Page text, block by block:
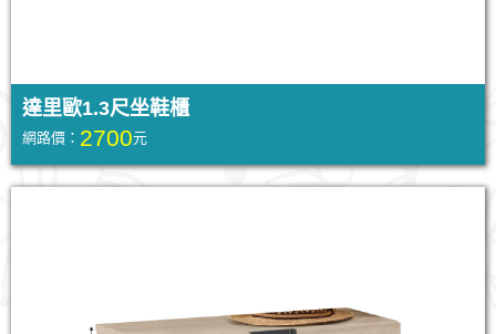
達里歐1.3尺坐鞋櫃
網路價： 2700元